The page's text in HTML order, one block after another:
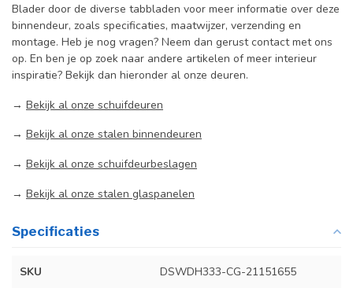
Blader door de diverse tabbladen voor meer informatie over deze
binnendeur, zoals specificaties, maatwijzer, verzending en
montage. Heb je nog vragen? Neem dan gerust contact met ons
op. En ben je op zoek naar andere artikelen of meer interieur
inspiratie? Bekijk dan hieronder al onze deuren.
→ Bekijk al onze schuifdeuren
→ Bekijk al onze stalen binnendeuren
→ Bekijk al onze schuifdeurbeslagen
→ Bekijk al onze stalen glaspanelen
Specificaties
SKU DSWDH333-CG-21151655